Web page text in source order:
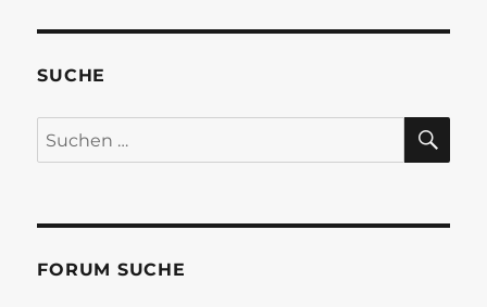
SUCHE
Suchen
nach:
FORUM SUCHE